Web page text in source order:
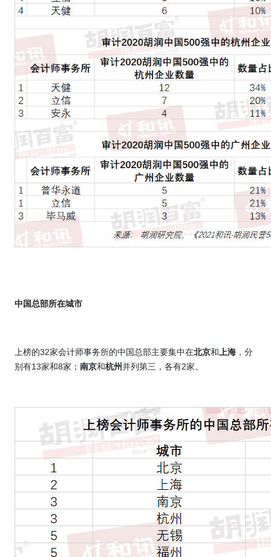
中国总部所在城市
上榜的32家会计师事务所的中国总部主要集中在北京和 上海 ，分
别有13家和8家； 南京和杭州并列第三，各有2家。